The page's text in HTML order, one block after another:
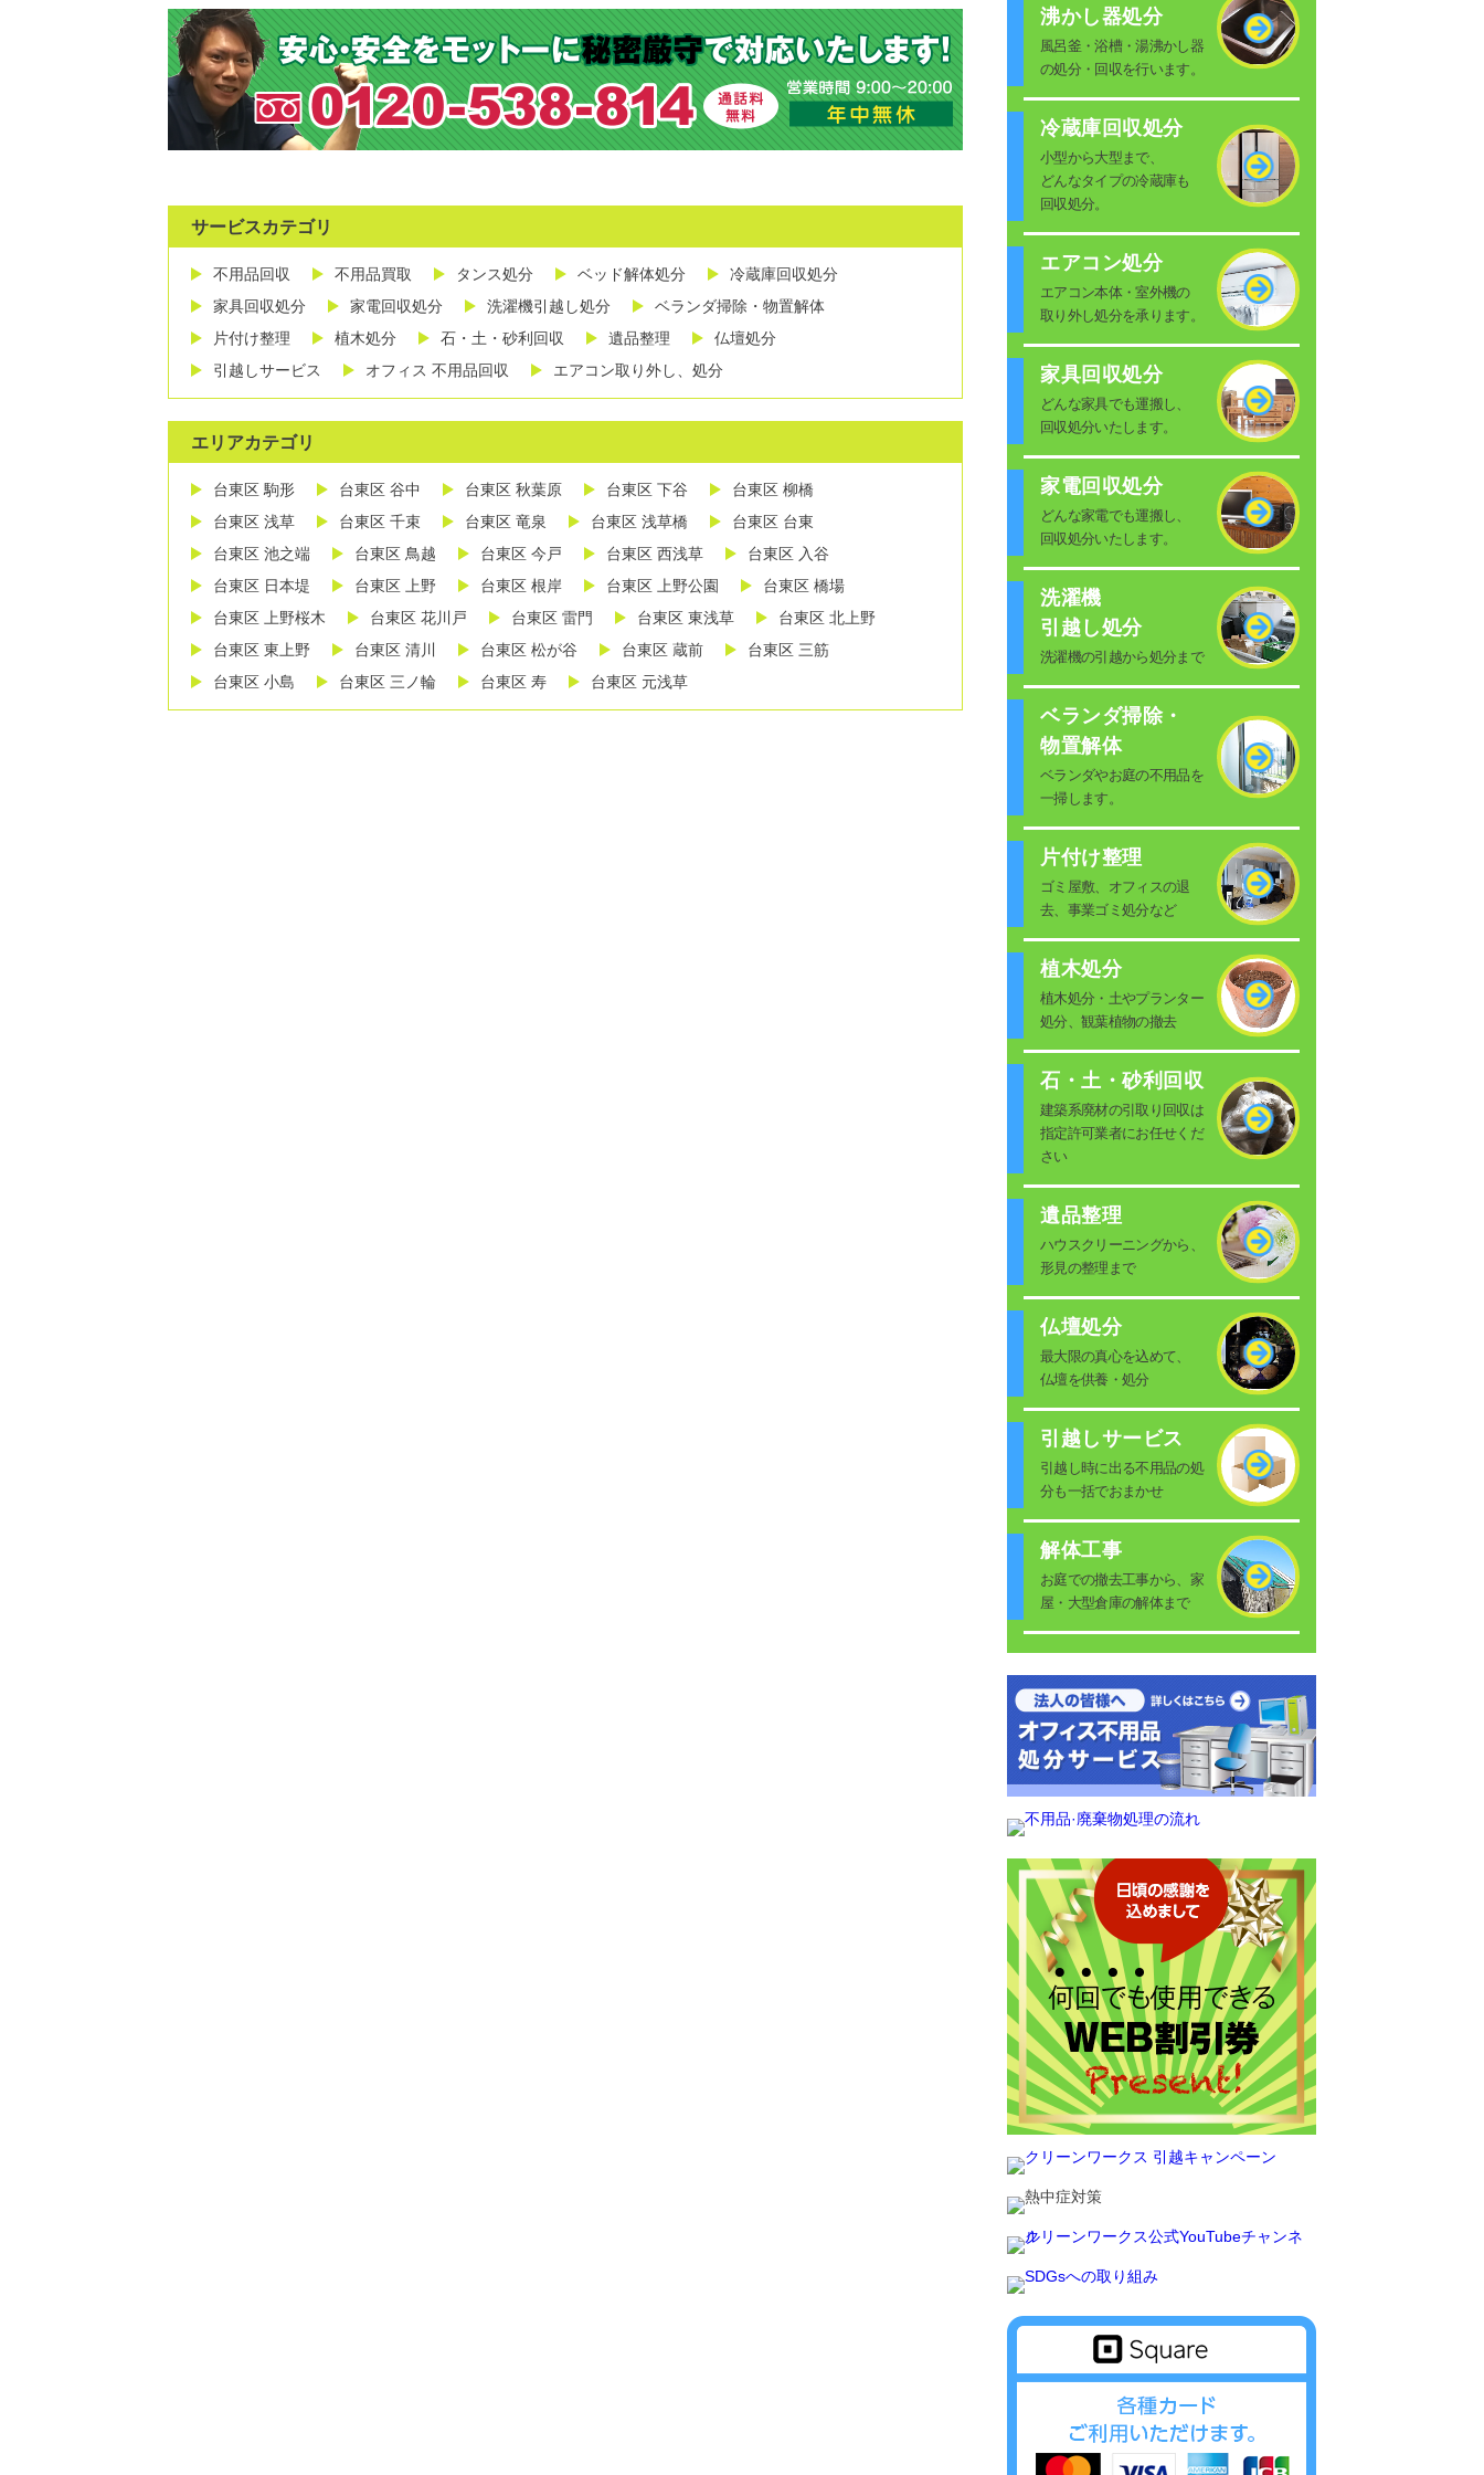
サービスカテゴリ
不用品回収 不用品買取 タンス処分 ベッド解体処分
冷蔵庫回収処分
家具回収処分
家電回収処分 洗濯機引越し処分
ベランダ掃除・物置解体
片付け整理
植木処分 石・土・砂利回収 遺品整理
仏壇処分
引越しサービス
オフィス 不用品回収 エアコン取り外し、処分
エリアカテゴリ
台東区 駒形 台東区 谷中 台東区 秋葉原 台東区 下谷
台東区 柳橋
台東区 浅草
台東区 千束 台東区 竜泉 台東区 浅草橋
台東区 台東
台東区 池之端
台東区 鳥越 台東区 今戸 台東区 西浅草
台東区 入谷
台東区 日本堤
台東区 上野 台東区 根岸 台東区 上野公園
台東区 橋場
台東区 上野桜木
台東区 花川戸 台東区 雷門 台東区 東浅草
台東区 北上野
台東区 東上野
台東区 清川 台東区 松が谷 台東区 蔵前
台東区 三筋
台東区 小島
台東区 三ノ輪 台東区 寿 台東区 元浅草
沸かし器処分
風呂釜・浴槽・湯沸かし器
の処分・回収を行います。
冷蔵庫回収処分
小型から大型まで、
どんなタイプの冷蔵庫も
回収処分。
エアコン処分
エアコン本体・室外機の
取り外し処分を承ります。
家具回収処分
どんな家具でも運搬し、
回収処分いたします。
家電回収処分
どんな家電でも運搬し、
回収処分いたします。
洗濯機
引越し処分
洗濯機の引越から処分まで
ベランダ掃除・
物置解体
ベランダやお庭の不用品を
一掃します。
片付け整理
ゴミ屋敷、オフィスの退
去、事業ゴミ処分など
植木処分
植木処分・土やプランター
処分、観葉植物の撤去
石・土・砂利回収
建築系廃材の引取り回収は
指定許可業者にお任せくだ
さい
遺品整理
ハウスクリーニングから、
形見の整理まで
仏壇処分
最大限の真心を込めて、
仏壇を供養・処分
引越しサービス
引越し時に出る不用品の処
分も一括でおまかせ
解体工事
お庭での撤去工事から、家
屋・大型倉庫の解体まで